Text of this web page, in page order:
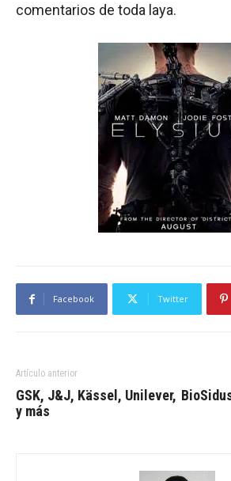
comentarios de toda laya.
Facebook Twitter
Artículo anterior
GSK, J&J, Kässel, Unilever,
y más